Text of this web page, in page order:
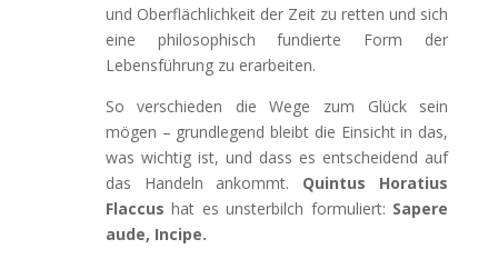
und Oberflächlichkeit der Zeit zu retten und sich
eine philosophisch fundierte Form der
Lebensführung zu erarbeiten.
So verschieden die Wege zum Glück sein
mögen – grundlegend bleibt die Einsicht in das,
was wichtig ist, und dass es entscheidend auf
das Handeln ankommt. Quintus Horatius
Flaccus hat es unsterbilch formuliert: Sapere
aude, Incipe.